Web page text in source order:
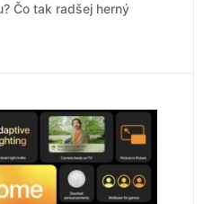
Čo tak radšej herný